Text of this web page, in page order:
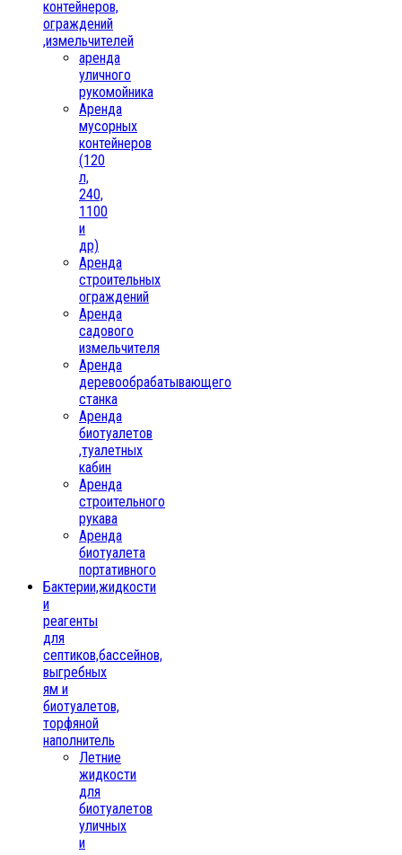
контейнеров,
ограждений
,измельчителей
аренда
уличного
рукомойника
Аренда
мусорных
контейнеров
(120
л,
240,
1100
и
др)
Аренда
строительных
ограждений
Аренда
садового
измельчителя
Аренда
деревообрабатывающего
станка
Аренда
биотуалетов
,туалетных
кабин
Аренда
строительного
рукава
Аренда
биотуалета
портативного
Бактерии,жидкости
и
реагенты
для
септиков,бассейнов,
выгребных
ям и
биотуалетов,
торфяной
наполнитель
Летние
жидкости
для
биотуалетов
уличных
и